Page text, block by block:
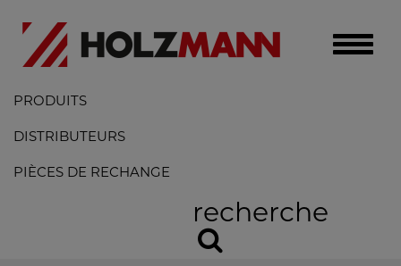
Toggle
PRODUITS
DISTRIBUTEURS
PIÈCES DE RECHANGE
recherche